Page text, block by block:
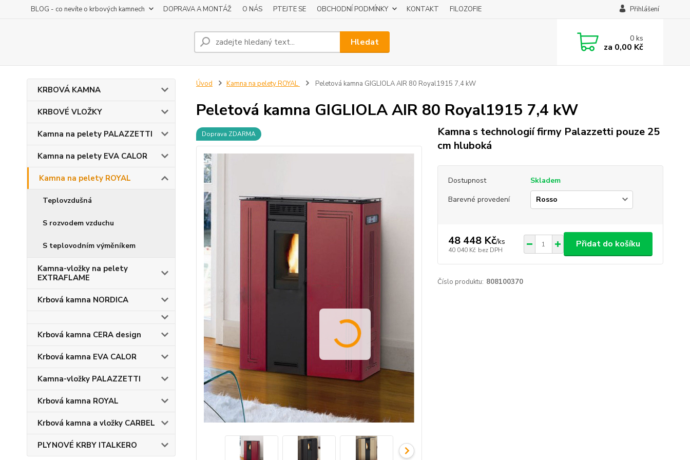
BLOG - co nevíte o krbových kamnech DOPRAVA A MONTÁŽ O NÁS PTEJTE SE OBCHODNÍ PODMÍNKY KONTAKT FILOZOFIE Přihlášení
Hledat 0ks
za 0,00 Kč
KRBOVÁ KAMNA
KRBOVÉ VLOŽKY
Kamna na pelety PALAZZETTI
Kamna na pelety EVA CALOR
Kamna na pelety ROYAL
Teplovzdušná
S rozvodem vzduchu
S teplovodním výměníkem
Kamna-vložky na pelety
EXTRAFLAME
Krbová kamna NORDICA
Krbová kamna CERA design
Krbová kamna EVA CALOR
Kamna-vložky PALAZZETTI
Krbová kamna ROYAL
Krbová kamna a vložky CARBEL
PLYNOVÉ KRBY ITALKERO
Úvod Kamna na pelety ROYAL Peletová kamna GIGLIOLA AIR 80 Royal1915 7,4 kW
Peletová kamna GIGLIOLA AIR 80 Royal1915 7,4 kW
Doprava ZDARMA
Kamna s technologií firmy Palazzetti pouze 25
cm hluboká
Dostupnost
Skladem
Barevné provedení
48 448 Kč/ks
40 040 Kč bez DPH
Přidat do košíku
Číslo produktu: 808100370